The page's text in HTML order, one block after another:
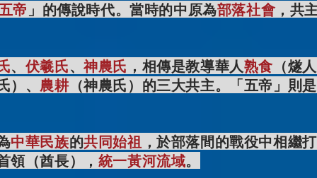
帝 」的傳說時代。當時的中原為部落社會 ，共
、 伏羲氏、神農氏 ，相傳是教導華人熟食 （燧人
）、 農耕（神農氏）的三大共主。「五帝」則是
中華民族的共同始祖 ，於部落間的戰役中相繼
領（酋長）， 統一黃河流域。